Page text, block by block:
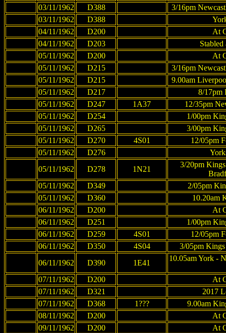
03/11/1962
D388
3/16pm
03/11/1962
D388
04/11/1962
D200
At
04/11/1962
D203
Stabled
05/11/1962
D200
At
05/11/1962
D215
3/16pm
05/11/1962
D215
9.00am
05/11/1962
D217
8/17pm
05/11/1962
D247 1A37
12/35pm
05/11/1962
D254
1/00pm
05/11/1962
D265
3/00pm
05/11/1962
D270 4S01
12/05pm
05/11/1962
D276
05/11/1962
D278 1N21
3/20pm
05/11/1962
D349
2/05pm
05/11/1962
D360
10.20am
06/11/1962
D200
At
06/11/1962
D251
1/00pm
06/11/1962
D259 4S01
12/05pm
06/11/1962
D350 4S04
3/05pm
06/11/1962
D390 1E41
10.05am York -
07/11/1962 D200
At
07/11/1962
D321
2017
07/11/1962
D368 1???
9.00am
08/11/1962
D200
At
09/11/1962
D200
At